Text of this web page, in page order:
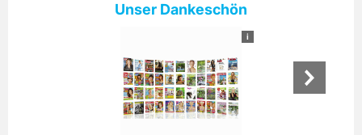
Unser Dankeschön
i